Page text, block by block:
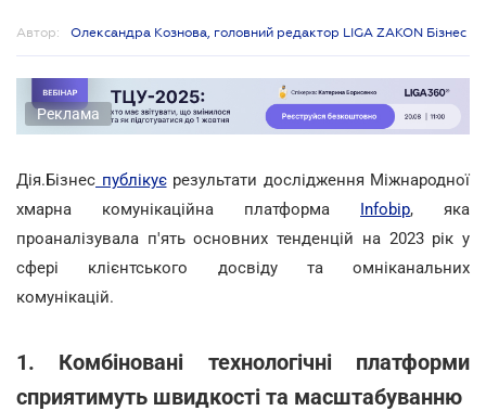
Автор: Олександра Кознова, головний редактор LIGA ZAKON Бізнес
Реклама
Дія.Бізнес публікуєрезультати дослідження Міжнародної
хмарна комунікаційна платформа Infobip, яка
проаналізувала п'ять основних тенденцій на 2023 рік у
сфері клієнтського досвіду та омніканальних
комунікацій.
1. Комбіновані технологічні платформи
сприятимуть швидкості та масштабуванню